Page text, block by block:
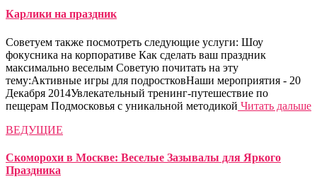
Карлики на праздник
Советуем также посмотреть следующие услуги: Шоу
фокусника на корпоративе Как сделать ваш праздник
максимально веселым Советую почитать на эту
тему:Активные игры для подростковНаши мероприятия - 20
Декабря 2014Увлекательный тренинг-путешествие по
пещерам Подмосковья с уникальной методикой Читать дальше
ВЕДУЩИЕ
Скоморохи в Москве: Веселые Зазывалы для Яркого
Праздника